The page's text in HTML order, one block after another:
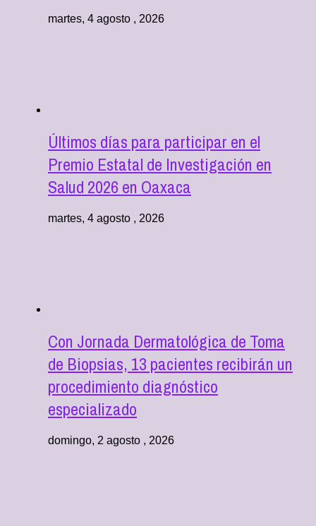
martes, 4 agosto , 2026
Últimos días para participar en el
Premio Estatal de Investigación en
Salud 2026 en Oaxaca
martes, 4 agosto , 2026
Con Jornada Dermatológica de Toma
de Biopsias, 13 pacientes recibirán un
procedimiento diagnóstico
especializado
domingo, 2 agosto , 2026